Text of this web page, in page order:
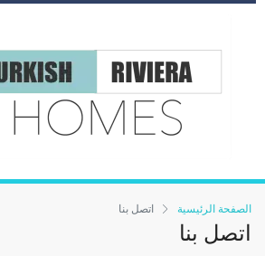
الصفحة الرئيسية اتصل بنا
اتصل بنا